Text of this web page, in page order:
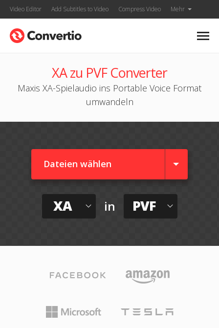
Video Editor Add Subtitles to Video Compress Video Mehr
XA zu PVF Converter
Maxis XA-Spielaudio ins Portable Voice Format
umwandeln
Dateien wählen
XA in PVF